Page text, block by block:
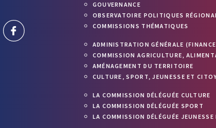
GOUVERNANCE
OBSERVATOIRE POLITIQUES
COMMISSIONS THÉMATIQUES
ADMINISTRATION GÉNÉRALE
COMMISSION AGRICULTURE,
AMÉNAGEMENT DU TERRITOIRE
CULTURE, SPORT, JEUNESSE ET
LA COMMISSION DÉLÉGUÉE CULTURE
LA COMMISSION DÉLÉGUÉE SPORT
LA COMMISSION DÉLÉGUÉE